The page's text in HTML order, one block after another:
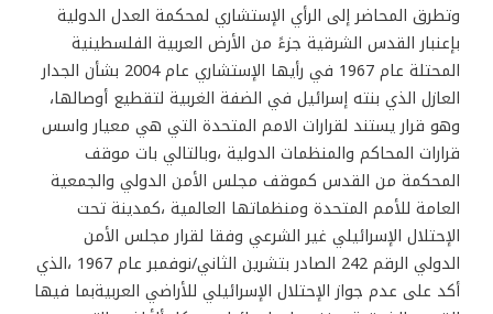
وتطرق المحاضر إلى الرأي الإستشاري لمحكمة العدل الدولية
بإعنبار القدس الشرقية جزءً من الأرض العربية الفلسطينية
المحتلة عام 1967 في رأيها الإستشاري عام 2004 بشأن الجدار
العازل الذي بنته إسرائيل في الضفة الغربية لتقطيع أوصالها،
وهو قرار يستند لقرارات الامم المتحدة التي هي معيار واسس
قرارات المحاكم والمنظمات الدولية ،وبالتالي بات موقف
المحكمة من القدس كموقف مجلس الأمن الدولي والجمعية
العامة للأمم المتحدة ومنظماتها العالمية ،كمدينة تحت
الإحتلال الإسرائيلي غير الشرعي وفقا لقرار مجلس الأمن
الدولي الرقم 242 الصادر بتشرين الثاني/نوفمبر عام 1967 ،الذي
أكد على عدم جواز الإحتلال الإسرائيلي للأراضي العربيةبما فيها